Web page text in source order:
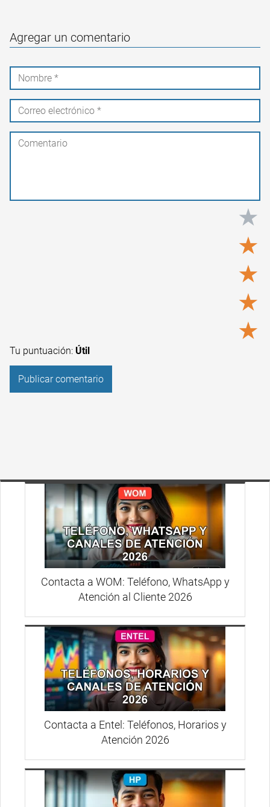
Agregar un comentario
★
★
★
★
★
Tu puntuación: Útil
Contacta a WOM: Teléfono, WhatsApp y
Atención al Cliente 2026
Contacta a Entel: Teléfonos, Horarios y
Atención 2026